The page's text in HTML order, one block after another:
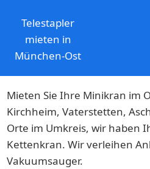
Telestapler
mieten in
München-Ost
Mieten Sie Ihre Minikran im
Kirchheim, Vaterstetten,
Orte im Umkreis, wir haben
Kettenkran. Wir verleihen
Vakuumsauger.